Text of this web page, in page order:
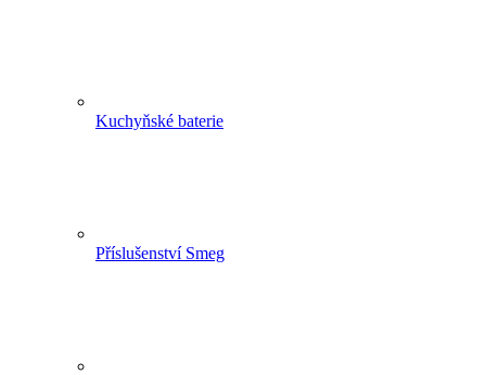
Kuchyňské baterie
Příslušenství Smeg